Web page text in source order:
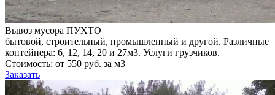
Вывоз мусора ПУХТО
бытовой, строительный, промышленный и другой. Различные
контейнера: 6, 12, 14, 20 и 27м3. Услуги грузчиков.
Стоимость: от 550 руб. за м3
Заказать